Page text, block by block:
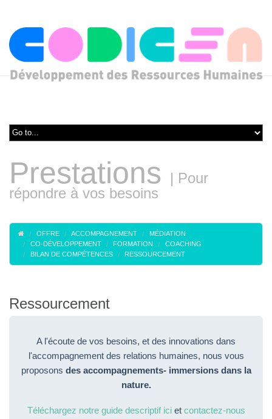
Prestations | Pour
répondre à vos besoins
OFFRE ACCOMPAGNEMENT
MÉDIATION
CO-DÉVELOPPEMENT
FORMATION
COACHING
BILAN DE COMPÉTENCES
RESSOURCEMENT
Ressourcement
A l'écoute de vos besoins, et des innovations dans
l'accompagnement des relations humaines, nous vous
proposons des accompagnements- immersions dans la
nature.
Téléchargez notre guide descriptif iciet contactez-nous